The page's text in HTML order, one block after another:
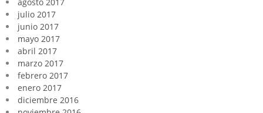
julio 2017
junio 2017
mayo 2017
abril 2017
marzo 2017
febrero 2017
enero 2017
diciembre 2016